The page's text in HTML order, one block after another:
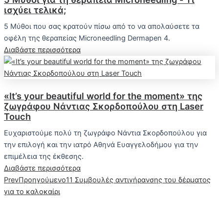
ισχύει τελικά;
5 Μύθοι που σας κρατούν πίσω από το να απολαύσετε τα
οφέλη της θεραπείας Microneedling Dermapen 4.
Διαβάστε περισσότερα
«It’s your beautiful world for the moment» της
ζωγράφου Νάντιας Σκορδοπούλου στη Laser
Touch
Ευχαριστούμε πολύ τη ζωγράφο Νάντια Σκορδοπούλου για
την επιλογή και την ιατρό Αθηνά Ευαγγελοδήμου για την
επιμέλεια της έκθεσης.
Διαβάστε περισσότερα
PrevΠροηγούμενο11 Συμβουλές αντιγήρανσης του δέρματος
για το καλοκαίρι